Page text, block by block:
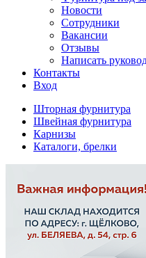
Новости
Сотрудники
Вакансии
Отзывы
Написать
Контакты
Вход
Шторная фурнитура
Швейная фурнитура
Карнизы
Каталоги, брелки